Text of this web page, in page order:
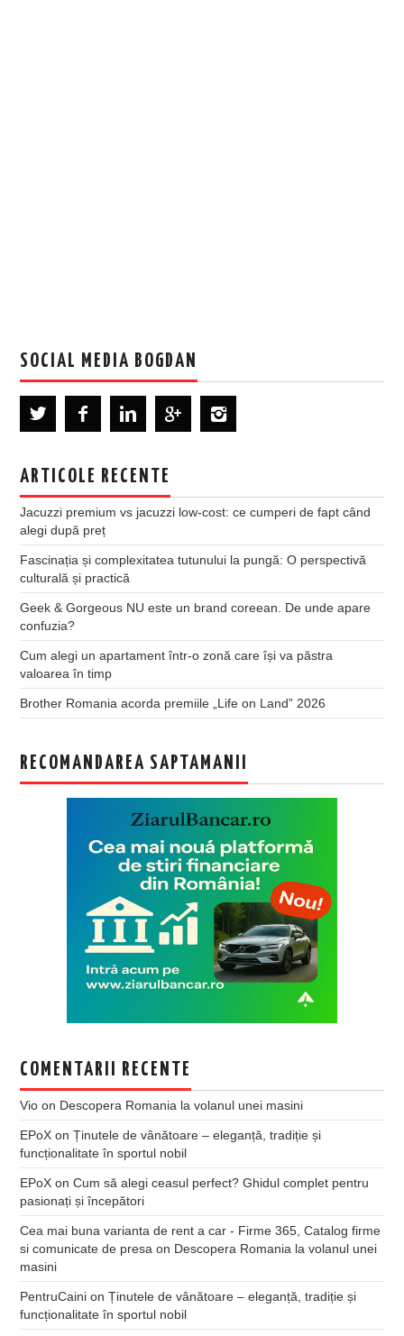
SOCIAL MEDIA BOGDAN
ARTICOLE RECENTE
Jacuzzi premium vs jacuzzi low-cost: ce cumperi de fapt când
alegi după preț
Fascinația și complexitatea tutunului la pungă: O perspectivă
culturală și practică
Geek & Gorgeous NU este un brand coreean. De unde apare
confuzia?
Cum alegi un apartament într-o zonă care își va păstra
valoarea în timp
Brother Romania acorda premiile „Life on Land” 2026
RECOMANDAREA SAPTAMANII
COMENTARII RECENTE
Vio on Descopera Romania la volanul unei masini
EPoX onȚinutele de vânătoare – eleganță, tradiție și
funcționalitate în sportul nobil
EPoX onCum să alegi ceasul perfect? Ghidul complet pentru
pasionați și începători
Cea mai buna varianta de rent a car - Firme 365, Catalog firme
si comunicate de presa on Descopera Romania la volanul unei
masini
PentruCaini onȚinutele de vânătoare – eleganță, tradiție și
funcționalitate în sportul nobil